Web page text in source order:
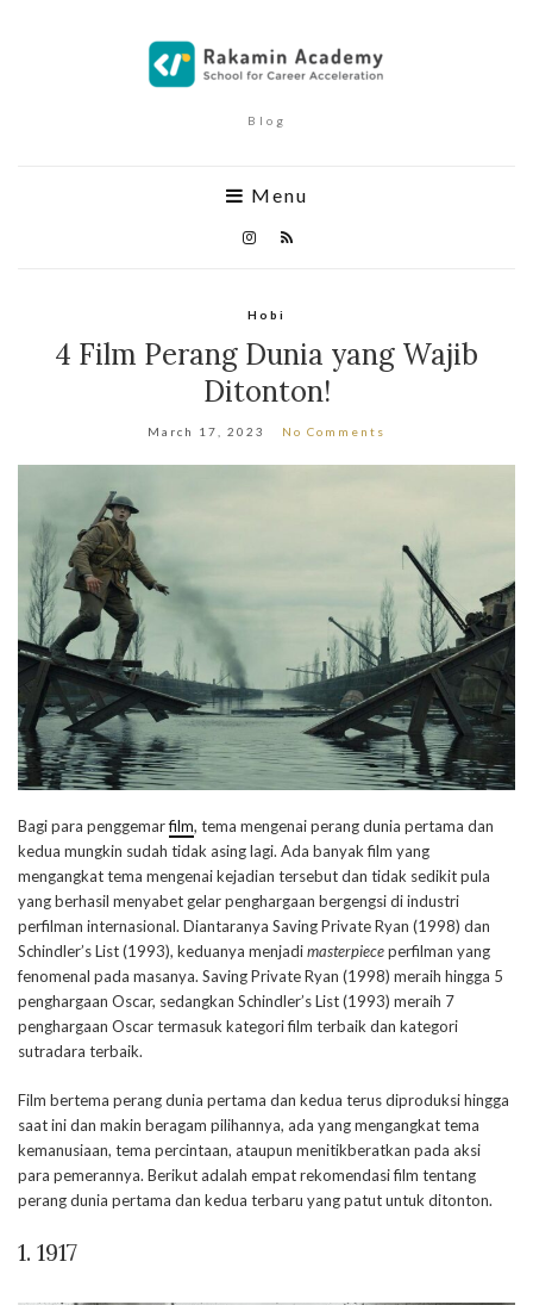
Blog
Menu
Hobi
4 Film Perang Dunia yang Wajib
Ditonton!
March 17, 2023 No Comments
Bagi para penggemarfilm, tema mengenai perang dunia pertama dan
kedua mungkin sudah tidak asing lagi. Ada banyak film yang
mengangkat tema mengenai kejadian tersebut dan tidak sedikit pula
yang berhasil menyabet gelar penghargaan bergengsi di industri
perfilman internasional. Diantaranya Saving Private Ryan (1998) dan
Schindler’s List (1993), keduanya menjadimasterpieceperfilman yang
fenomenal pada masanya. Saving Private Ryan (1998) meraih hingga 5
penghargaan Oscar, sedangkan Schindler’s List (1993) meraih 7
penghargaan Oscar termasuk kategori film terbaik dan kategori
sutradara terbaik.
Film bertema perang dunia pertama dan kedua terus diproduksi hingga
saat ini dan makin beragam pilihannya, ada yang mengangkat tema
kemanusiaan, tema percintaan, ataupun menitikberatkan pada aksi
para pemerannya. Berikut adalah empat rekomendasi film tentang
perang dunia pertama dan kedua terbaru yang patut untuk ditonton.
1. 1917